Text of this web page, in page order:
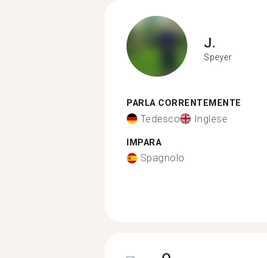
J.
Speyer
PARLA CORRENTEMENTE
Tedesco Inglese
IMPARA
Spagnolo